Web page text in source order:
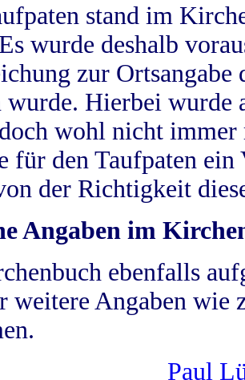
stand im
wurde deshalb
zur
wurde. Hierbei wurde
wohl nicht
für den Taufpaten
der Richtigkeit
Angaben im
ebenfalls
weitere Angaben wie
Paul